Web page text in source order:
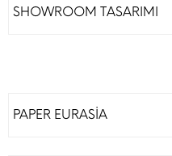
SHOWROOM TASARIMI
PAPER EURASİA